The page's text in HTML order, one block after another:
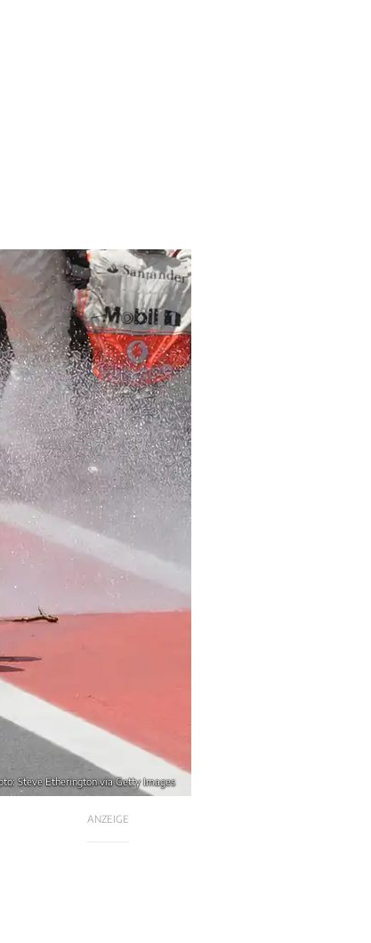
Steve Etherington via Getty Images
ANZEIGE